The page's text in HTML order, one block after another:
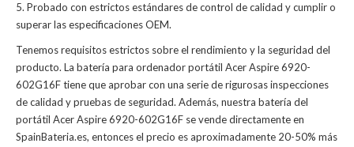
5. Probado con estrictos estándares de control de calidad y cumplir o
superar las especificaciones OEM.
Tenemos requisitos estrictos sobre el rendimiento y la seguridad del
producto. La batería para ordenador portátil Acer Aspire 6920-
602G16Ftiene que aprobar con una serie de rigurosas inspecciones
de calidad y pruebas de seguridad. Además, nuestra batería del
portátil Acer Aspire 6920-602G16F se vende directamente en
SpainBateria.es, entonces el precio es aproximadamente 20-50% más